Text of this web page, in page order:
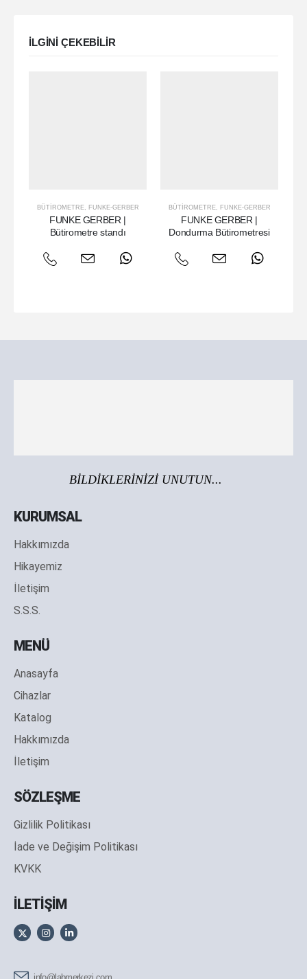
ILGINI ÇEKEBILIR
BÜTIROMETRE, FUNKE-GERBER
FUNKE GERBER |
Bütirometre standı
BÜTIROMETRE, FUNKE-GERBER
FUNKE GERBER |
Dondurma Bütirometresi
BİLDİKLERİNİZİ UNUTUN...
KURUMSAL
Hakkımızda
Hikayemiz
İletişim
S.S.S.
MENÜ
Anasayfa
Cihazlar
Katalog
Hakkımızda
İletişim
SÖZLEŞME
Gizlilik Politikası
İade ve Değişim Politikası
KVKK
İLETİŞİM